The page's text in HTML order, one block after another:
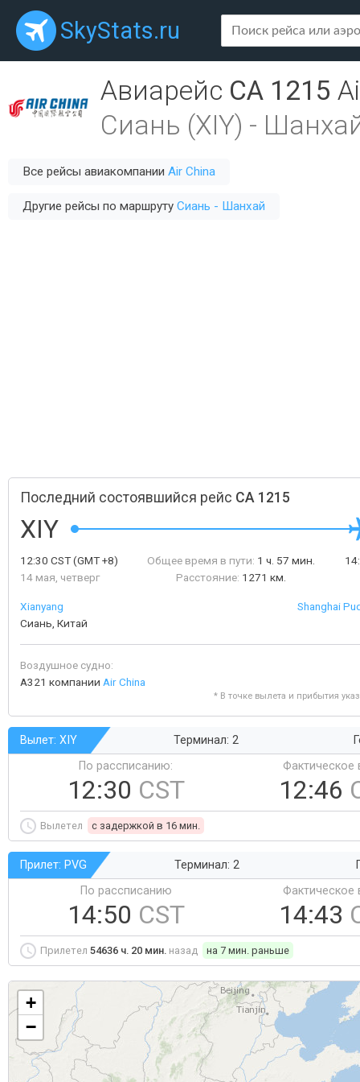
SkyStats.ru
Авиарейс CA 1215
Сиань (XIY) -
Все рейсы авиакомпании Air China
Другие рейсы по маршруту Сиань - Шанхай
Последний состоявшийся рейс CA 1215
XIY
12:30 CST(GMT +8)
14 мая, четверг
Общее время в пути: 1 ч. 57 мин.
Расстояние: 1271 км.
Xianyang
Сиань, Китай
Shanghai
Воздушное судно:
A321 компании Air China
* В точке вылета и прибытия
Вылет: XIY Терминал: 2
По рассписанию:
12:30 CST
Фактическое
12:46
Вылетел c задержкой в 16 мин.
Прилет: PVG Терминал: 2
По рассписанию
14:50 CST
Фактическое
14:43
Прилетел 54636 ч. 20 мин. назад на 7 мин. раньше
+
−